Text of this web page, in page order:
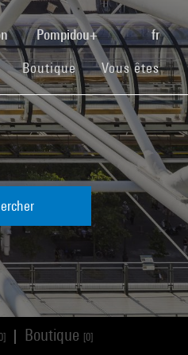
Pompidou+ fr
Boutique(current)Vous êtes
Boutique [0]